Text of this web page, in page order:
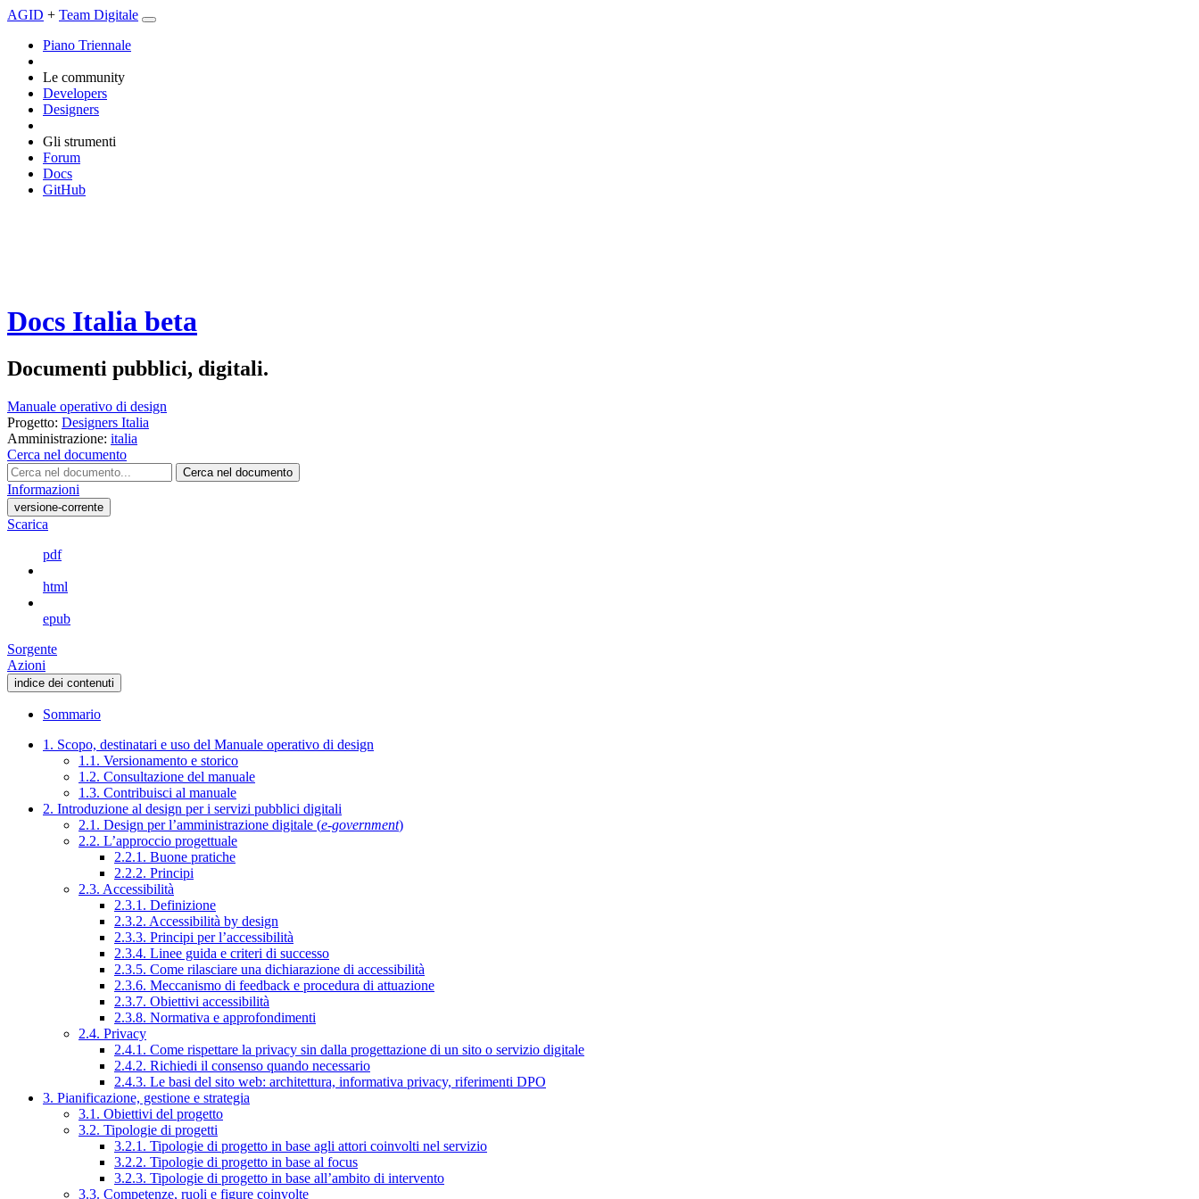
AGID + Team Digitale
Piano Triennale
Le community
Developers
Designers
Gli strumenti
Forum
Docs
GitHub
Docs Italia beta
Documenti pubblici, digitali.
Manuale operativo di design
Progetto: Designers Italia
Amministrazione: italia
Cerca nel documento
Cerca nel documento
Informazioni
versione-corrente
Scarica
pdf
html
epub
Sorgente
Azioni
indice dei contenuti
Sommario
1. Scopo, destinatari e uso del Manuale operativo di design
1.1. Versionamento e storico
1.2. Consultazione del manuale
1.3. Contribuisci al manuale
2. Introduzione al design per i servizi pubblici digitali
2.1. Design per l’amministrazione digitale (e-government)
2.2. L’approccio progettuale
2.2.1. Buone pratiche
2.2.2. Principi
2.3. Accessibilità
2.3.1. Definizione
2.3.2. Accessibilità by design
2.3.3. Principi per l’accessibilità
2.3.4. Linee guida e criteri di successo
2.3.5. Come rilasciare una dichiarazione di accessibilità
2.3.6. Meccanismo di feedback e procedura di attuazione
2.3.7. Obiettivi accessibilità
2.3.8. Normativa e approfondimenti
2.4. Privacy
2.4.1. Come rispettare la privacy sin dalla progettazione di un sito o servizio digitale
2.4.2. Richiedi il consenso quando necessario
2.4.3. Le basi del sito web: architettura, informativa privacy, riferimenti DPO
3. Pianificazione, gestione e strategia
3.1. Obiettivi del progetto
3.2. Tipologie di progetti
3.2.1. Tipologie di progetto in base agli attori coinvolti nel servizio
3.2.2. Tipologie di progetto in base al focus
3.2.3. Tipologie di progetto in base all’ambito di intervento
3.3. Competenze, ruoli e figure coinvolte